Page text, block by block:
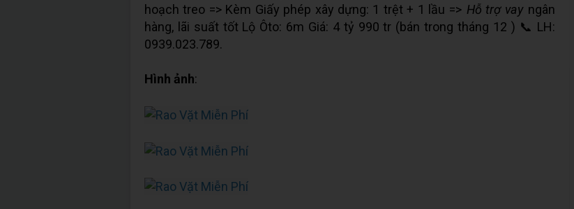
hoạch treo => Kèm Giấy phép xây dựng: 1 trệt + 1 lầu => Hỗ trợ vay ngân
hàng, lãi suất tốt Lộ Ôto: 6m Giá: 4 tỷ 990 tr (bán trong tháng 12 ) 📞 LH:
0939.023.789.
Hình ảnh: